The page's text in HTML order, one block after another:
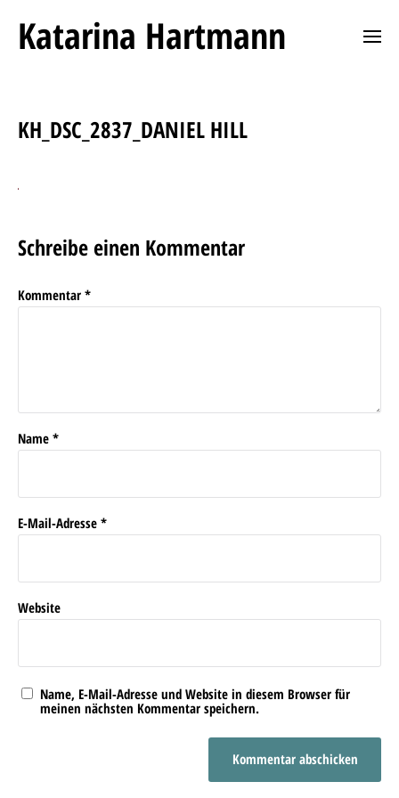
Katarina Hartmann
KH_DSC_2837_DANIEL HILL
Schreibe einen Kommentar
Kommentar *
Name *
E-Mail-Adresse *
Website
Name, E-Mail-Adresse und Website in diesem Browser für
meinen nächsten Kommentar speichern.